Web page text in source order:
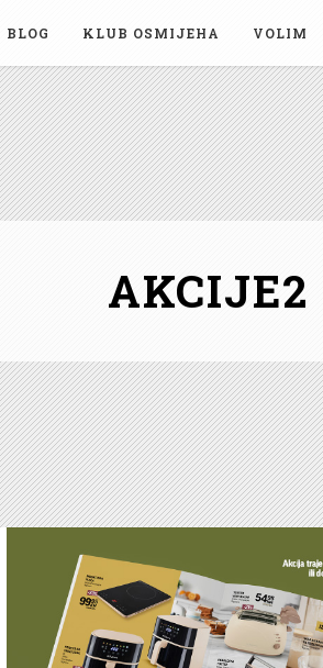
BLOG KLUB OSMIJEHA VOLIM
AKCIJE2